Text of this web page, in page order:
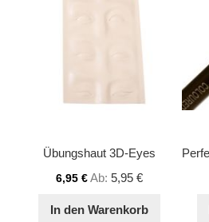
Übungshaut 3D-Eyes
6,95 €Ab 5,95 €
In den Warenkorb